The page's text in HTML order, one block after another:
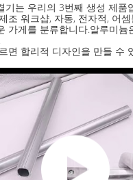
기는 우리의 3번째 생성 제
조 워크샵, 자동, 전자적, 어
가게를 분류합니다.알루미
면 합리적 디자인을 만들 수